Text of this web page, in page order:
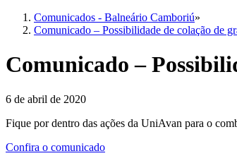
Comunicados - Balneário Camboriú»
Comunicado – Possibilidade de colação de
Comunicado –
6 de abril de 2020
Fique por dentro das ações da UniAvan para o
Confira o comunicado